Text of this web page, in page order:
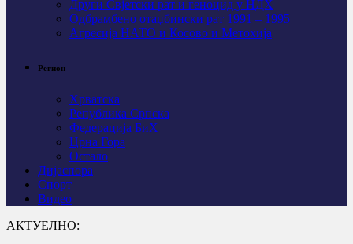
Други Свјетски рат и геноцид у НДХ
Одбрамбено отаџбински рат 1991 – 1995
Агресија НАТО и Косово и Метохија
Регион
Хрватска
Република Српска
Федерација БиХ
Црна Гора
Остало
Дијаспора
Спорт
Видео
АКТУЕЛНО: